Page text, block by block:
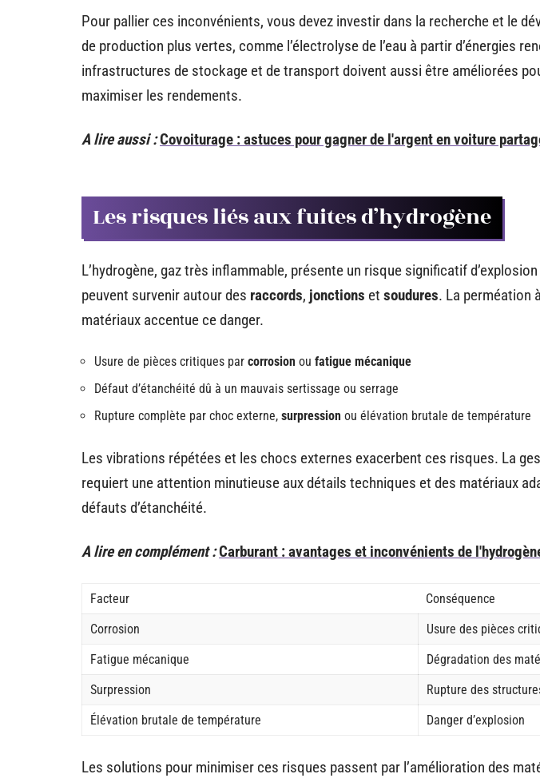
Pour pallier ces inconvénients, vous devez investir dans la recherche et le
de production plus vertes, comme l’électrolyse de l’eau à partir d’énergies
infrastructures de stockage et de transport doivent aussi être améliorées
maximiser les rendements.
A lire aussi :Covoiturage : astuces pour gagner de l'argent en voiture
Les risques liés aux fuites d’hydrogène
L’hydrogène, gaz très inflammable, présente un risque significatif
peuvent survenir autour des raccords, jonctions et soudures. La perméation
matériaux accentue ce danger.
Usure de pièces critiques par corrosion ou fatigue mécanique
Défaut d’étanchéité dû à un mauvais sertissage ou serrage
Rupture complète par choc externe, surpression ou élévation brutale de température
Les vibrations répétées et les chocs externes exacerbent ces risques. La
requiert une attention minutieuse aux détails techniques et des matériaux
défauts d’étanchéité.
A lire en complément :Carburant : avantages et inconvénients de
Facteur
Conséquence
Corrosion
Usure des pièces
Fatigue mécanique
Dégradation des
Surpression
Rupture des
Élévation brutale de température
Danger d’explosion
Les solutions pour minimiser ces risques passent par l’amélioration des